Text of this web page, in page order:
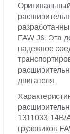
FAW J6. Эта
надежное
двигателя.
1311033-
грузовиков